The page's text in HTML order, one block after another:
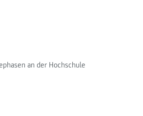
an der Hochschule